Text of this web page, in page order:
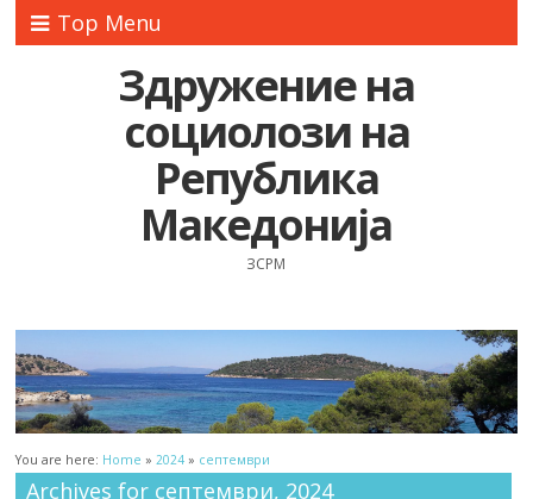
Top Menu
Здружение на
социолози на
Република
Македонија
ЗСРМ
You are here: Home » 2024 » септември
Archives for септември, 2024